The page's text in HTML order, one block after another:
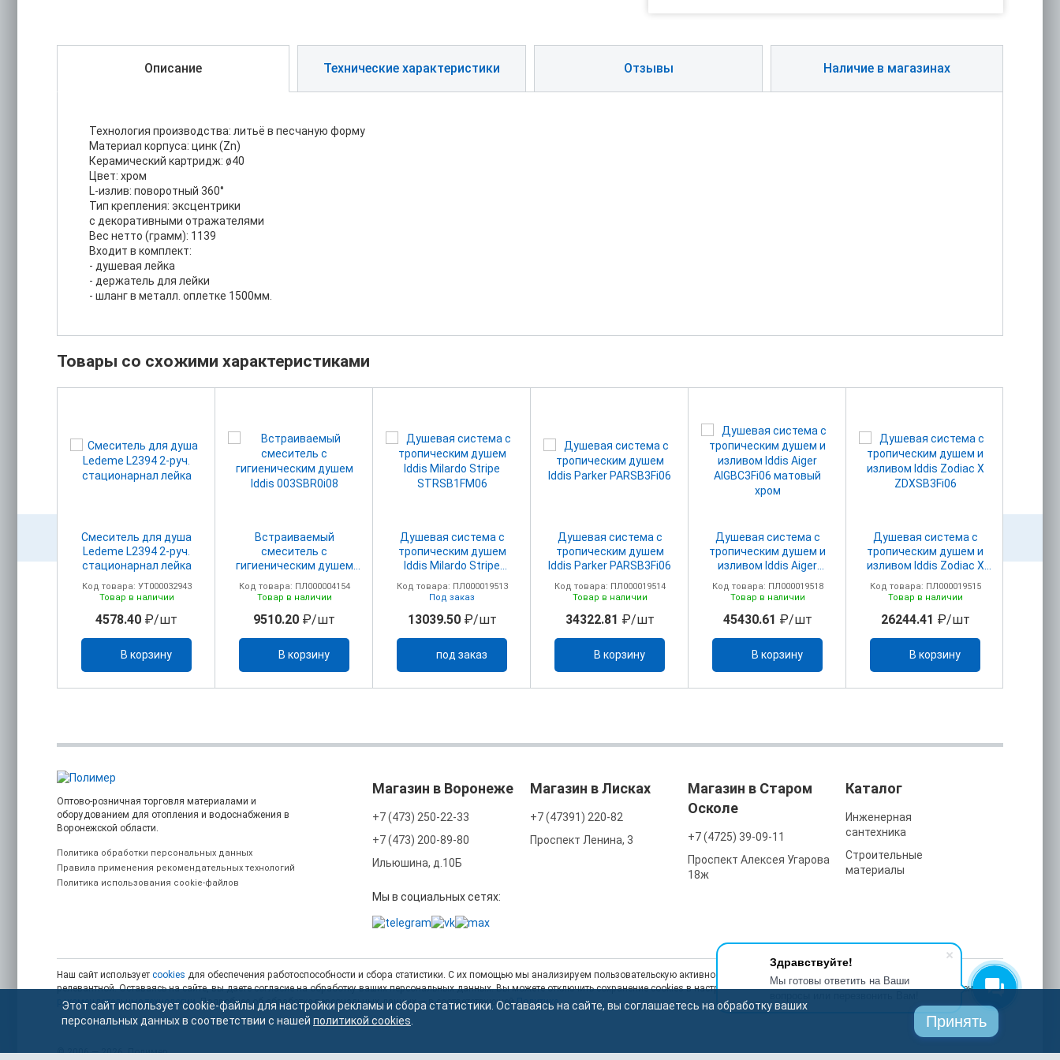
Здравствуйте!
Мы готовы ответить на Ваши
Описание Технические характеристики Отзывы Наличие в магазинах
Технология производства: литьё в песчаную форму
Материал корпуса: цинк (Zn)
Керамический картридж: ø40
Цвет: хром
L-излив: поворотный 360°
Тип крепления: эксцентрики
с декоративными отражателями
Вес нетто (грамм): 1139
Входит в комплект:
- душевая лейка
- держатель для лейки
- шланг в металл. оплетке 1500мм.
Товары со схожими характеристиками
душ"
Cмеситель для душа
Ledeme L2394 2-руч.
стационарнал лейка
Код товара: УТ000032943
Товар в наличии
4578.40 ₽/шт
В корзину
Встраиваемый
смеситель с
гигиеническим душем
Код товара: ПЛ000004154
Товар в наличии
9510.20 ₽/шт
В корзину
Душевая система с
тропическим душем
Iddis Milardo Stripe
Код товара: ПЛ000019513
Под заказ
13039.50₽/шт
под заказ
Душевая система с
тропическим душем
Iddis Parker PARSB3Fi06
Код товара: ПЛ000019514
Товар в наличии
34322.81 ₽/шт
В корзину
Душевая система с
тропическим душем и
изливом Iddis Aiger
хром
Код товара: ПЛ000019518
Товар в наличии
45430.61 ₽/шт
В корзину
Душевая система с
тропическим душем и
изливом Iddis Zodiac X
Код товара: ПЛ000019515
Товар в наличии
26244.41 ₽/шт
В корзину
Оптово-розничная торговля материалами и
оборудованием для отопления и водоснабжения в
Воронежской области.
Политика обработки персональных данных
Правила применения рекомендательных технологий
Политика использования cookie-файлов
Магазин в Воронеже
+7 (473) 250-22-33
+7 (473) 200-89-80
Ильюшина, д.10Б
Мы в социальных сетях:
Магазин в Лисках
+7 (47391) 220-82
Проспект Ленина, 3
Магазин в Старом
Осколе
+7 (4725) 39-09-11
Проспект Алексея Угарова
18ж
Каталог
Инженерная
сантехника
Строительные
материалы
Наш сайт использует cookies для обеспечения работоспособности и сбора статистики. С их помощью мы анализируем пользовательскую активность, улучшаем работу сайта и делаем рекламу более
релевантной. Оставаясь на сайте, вы даете согласие на обработку ваших персональных данных. Вы можете отключить сохранение cookies в настройках браузера в любой момент. На сайте также применяются
рекомендательные технологии . Подробнее об обработке персональных данных — в соответствующейПолитике
© 2006 — 2026. Полимер.
Этот сайт использует cookie-файлы для настройки рекламы и сбора статистики. Оставаясь на сайте, вы соглашаетесь на обработку ваших
персональных данных в соответствии с нашей политикой cookies Принять